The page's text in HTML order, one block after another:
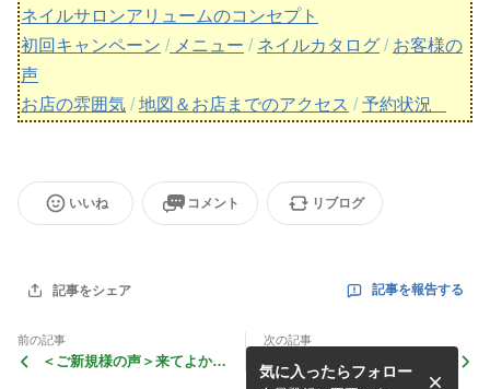
ネイルサロンアリュームのコンセプト
初回キャンペーン /メニュー / ネイルカタログ / お客様の
声
お店の雰囲気 /地図＆お店までのアクセス /予約状況
いいね コメント リブログ
記事をシェア 記事を報告する
前の記事
＜ご新規様の声＞来てよかっ
次の記事
まっすぐフレンチ/青山ネイ
ルサロンアリューム
気に入ったらフォロー